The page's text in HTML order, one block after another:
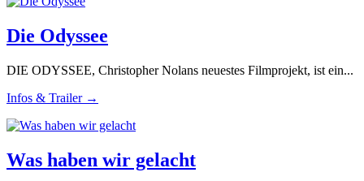
Die Odyssee
DIE ODYSSEE, Christopher Nolans neuestes Filmprojekt, ist ein...
Infos & Trailer →
Was haben wir gelacht